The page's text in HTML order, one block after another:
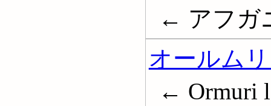
← アフガ
オールム
← Ormuri